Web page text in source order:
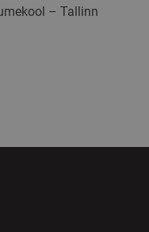
– Tallinn